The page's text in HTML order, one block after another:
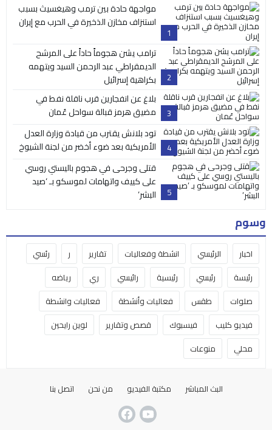
1
مواجهة حادة بين ترمب وهيغسيث بسبب
استنزاف مخازن الذخيرة في الحرب مع إيران
2
ترامب يشن هجوماً حاداً على المرشح
الديمقراطي عبد الرحمن السيد ويتهمه
بكراهية إسرائيل
3
بلاغ عن انفجارين قرب ناقلة نفط في
مضيق هرمز قبالة سواحل عُمان
4
تود بلانش يقترب من قيادة وزارة العدل
الأمريكية بعد ضوء أخضر من لجنة الشيوخ
5
قتلى وجرحى في هجوم باليستي روسي
على كييف واتهامات لموسكو بـ ‘صيد
البشر’
وسوم
اخبار الرئيسي انشطة وفعاليات تقارير ر
رئسي
رئيسة
رئيسي رئيسية رائيسي ري
رياضه
صلوات
طقس فعاليات وأنشطة
فعاليات وانشطة
فيديو كليب
فيسبوك قصص وتقارير
لوين رايحين
محلي
منوعات
البث المباشر مكتبة الفيديو من نحن اتصل بنا